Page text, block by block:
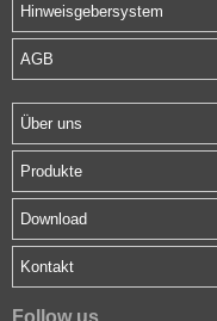
Hinweisgebersystem
AGB
Über uns
Produkte
Download
Kontakt
Follow us